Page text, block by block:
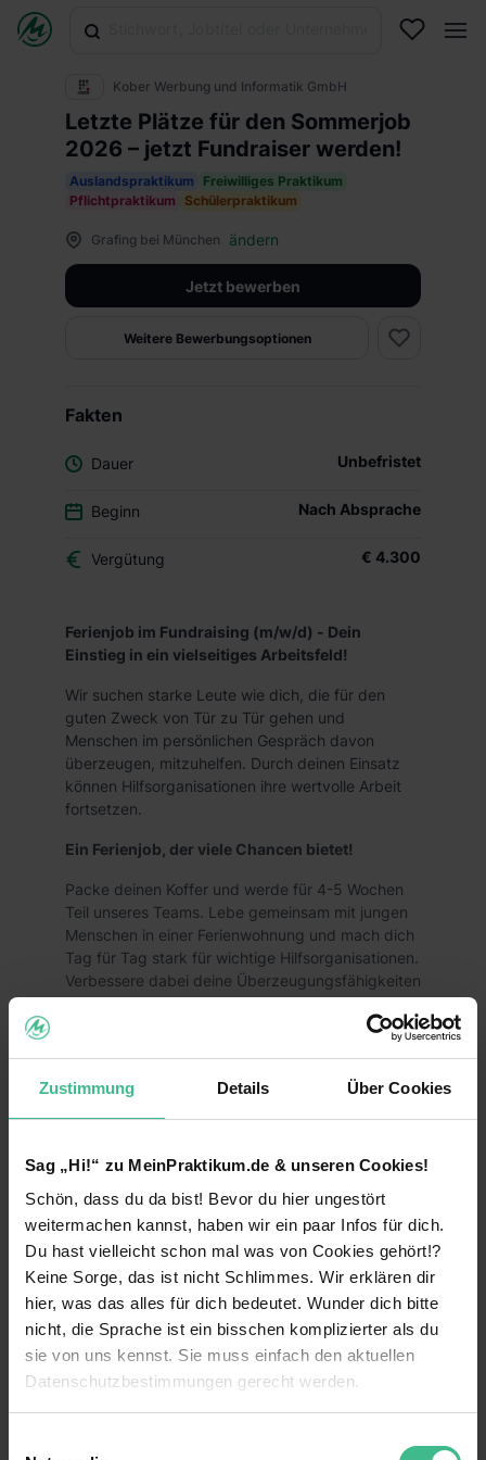
Zustimmung Details Über Cookies
Sag „Hi!“ zu MeinPraktikum.de & unseren Cookies!
Schön, dass du da bist! Bevor du hier ungestört
weitermachen kannst, haben wir ein paar Infos für dich.
Du hast vielleicht schon mal was von Cookies gehört!?
Keine Sorge, das ist nicht Schlimmes. Wir erklären dir
hier, was das alles für dich bedeutet. Wunder dich bitte
nicht, die Sprache ist ein bisschen komplizierter als du
sie von uns kennst. Sie muss einfach den aktuellen
Datenschutzbestimmungen gerecht werden.
Kober Werbung und Informatik GmbH
Letzte Plätze für den Sommerjob
2026 – jetzt Fundraiser werden!
Auslandspraktikum
Freiwilliges Praktikum
Pflichtpraktikum
Schülerpraktikum
Grafing bei München ändern
Jetzt bewerben
Weitere Bewerbungsoptionen
Fakten
Dauer Unbefristet
Beginn Nach Absprache
Vergütung € 4.300
Ferienjob im Fundraising (m/w/d) - Dein
Einstieg in ein vielseitiges Arbeitsfeld!
Wir suchen starke Leute wie dich, die für den
guten Zweck von Tür zu Tür gehen und
Menschen im persönlichen Gespräch davon
überzeugen, mitzuhelfen. Durch deinen Einsatz
können Hilfsorganisationen ihre wertvolle Arbeit
fortsetzen.
Ein Ferienjob, der viele Chancen bietet!
Packe deinen Koffer und werde für 4-5 Wochen
Teil unseres Teams. Lebe gemeinsam mit jungen
Menschen in einer Ferienwohnung und mach dich
Tag für Tag stark für wichtige Hilfsorganisationen.
Verbessere dabei deine Überzeugungsfähigkeiten
und Social Skills. Der Ferienjob ermöglicht dir
einen Einstieg in ein vielseitiges Arbeitsfeld mit
Verdienst mit Prämien ab € 4.300
Flexibler Starttermin (ganzjährig)
Fun am WG-Leben in einem jungen,
dynamischen Team
Übernahme der Unterkunftskosten
Rhetorik Schulungen & Verbesserung deiner
Benefits
Weiterbildungsmaßnahmen
Einführungsveranstaltung
Flexible Arbeitszeiten
Wohnung wird vom Unternehmen gestellt
Mitarbeiterevents13 weitere anzeigen